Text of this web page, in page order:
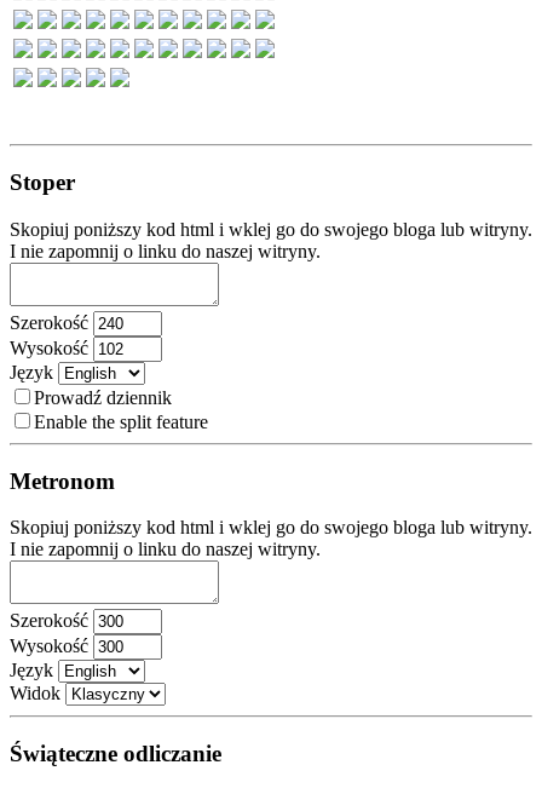
Stoper
Skopiuj poniższy kod html i wklej go do swojego bloga lub witryny.
I nie zapomnij o linku do naszej witryny.
Szerokość
Wysokość
Język
Prowadź dziennik
Enable the split feature
Metronom
Skopiuj poniższy kod html i wklej go do swojego bloga lub witryny.
I nie zapomnij o linku do naszej witryny.
Szerokość
Wysokość
Język
Widok
Świąteczne odliczanie